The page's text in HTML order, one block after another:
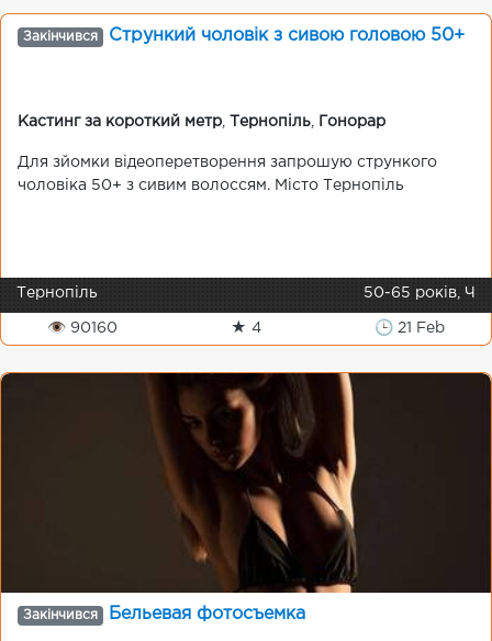
Закінчився Стрункий чоловік з сивою головою 50+
Кастинг за короткий метр Тернопіль Гонорар
Для зйомки відеоперетворення запрошую стрункого
чоловіка 50+ з сивим волоссям. Місто Тернопіль
Тернопіль 50-65 років, Ч
👁 90160 ★ 4 🕒 21 Feb
Закінчився Бельевая фотосъемка